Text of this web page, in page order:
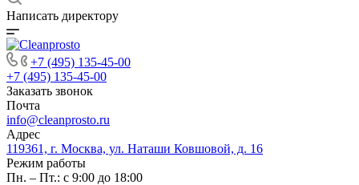
Написать директору
+7 (495) 135-45-00
+7 (495) 135-45-00
Заказать звонок
Почта
info@cleanprosto.ru
Адрес
119361, г. Москва, ул. Наташи Ковшовой, д. 16
Режим работы
Пн. – Пт.: с 9:00 до 18:00